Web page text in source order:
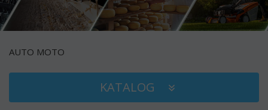
AUTO MOTO
KATALOG